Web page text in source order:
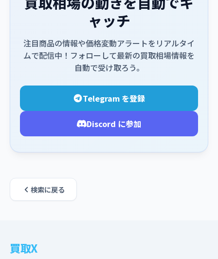
ャッチ
注目商品の情報や価格変動アラートをリアルタイ
ムで配信中！フォローして最新の買取相場情報を
自動で受け取ろう。
Telegram を登録
Discord に参加
検索に戻る
買取X